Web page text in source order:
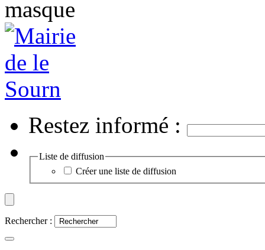
Restez informé :
Liste de diffusion
Créer une liste de diffusion
Rechercher :